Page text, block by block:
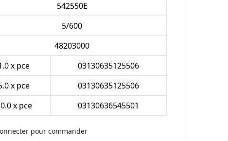
542550E
5/600
48203000
x pce
03130635125506
x pce
03130635125506
x pce 03130636545501
pour commander